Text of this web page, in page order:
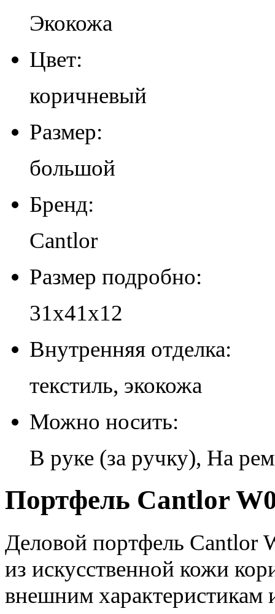
Экокожа
Цвет:
коричневый
Размер:
большой
Бренд:
Cantlor
Размер подробно:
31х41х12
Внутренняя отделка:
текстиль, экокожа
Можно носить:
В руке (за ручку), На
Портфель Cantlor
Деловой портфель Cantlor
из искусственной кожи
внешним характеристикам